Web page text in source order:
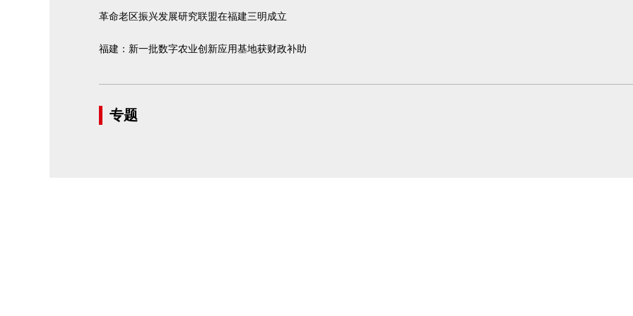
革命老区振兴发展研究联盟在福建三明成立
福建：新一批数字农业创新应用基地获财政补助
专题